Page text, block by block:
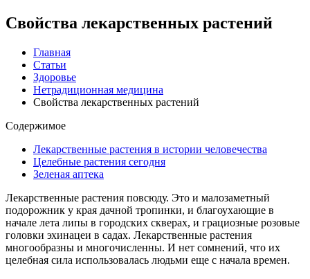
Свойства лекарственных растений
Главная
Статьи
Здоровье
Нетрадиционная медицина
Свойства лекарственных растений
Содержимое
Лекарственные растения в истории человечества
Целебные растения сегодня
Зеленая аптека
Лекарственные растения повсюду. Это и малозаметный
подорожник у края дачной тропинки, и благоухающие в
начале лета липы в городских скверах, и грациозные розовые
головки эхинацеи в садах. Лекарственные растения
многообразны и многочисленны. И нет сомнений, что их
целебная сила использовалась людьми еще с начала времен.